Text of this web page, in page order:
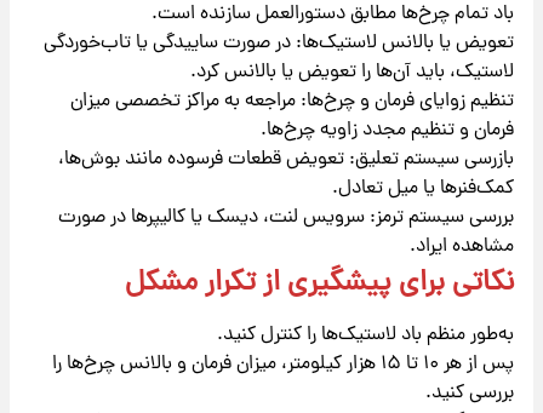
باد تمام چرخ‌ها مطابق دستورالعمل سازنده است.
تعویض یا بالانس لاستیک‌ها: در صورت ساییدگی یا تاب‌خوردگی
لاستیک، باید آن‌ها را تعویض یا بالانس کرد.
تنظیم زوایای فرمان و چرخ‌ها: مراجعه به مراکز تخصصی میزان
فرمان و تنظیم مجدد زاویه چرخ‌ها.
بازرسی سیستم تعلیق: تعویض قطعات فرسوده مانند بوش‌ها،
کمک‌فنرها یا میل تعادل.
بررسی سیستم ترمز: سرویس لنت، دیسک یا کالیپرها در صورت
مشاهده ایراد.
نکاتی برای پیشگیری از تکرار مشکل
به‌طور منظم باد لاستیک‌ها را کنترل کنید.
پس از هر ۱۰ تا ۱۵ هزار کیلومتر، میزان فرمان و بالانس چرخ‌ها را
بررسی کنید.